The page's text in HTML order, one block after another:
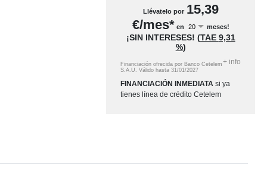
Llévatelo por 15,39
€/mes* en meses!
¡SIN INTERESES! (TAE 9,31
%)
Financiación ofrecida por Banco Cetelem
S.A.U.Válido hasta31/01/2027
+ info
FINANCIACIÓN INMEDIATA si ya
tienes línea de crédito Cetelem